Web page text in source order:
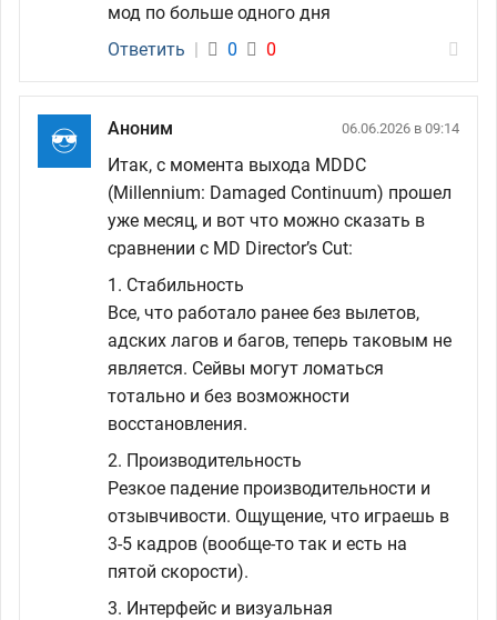
мод по больше одного дня
Ответить | 0 0
Аноним 06.06.2026 в 09:14
Итак, с момента выхода MDDC
(Millennium: Damaged Continuum) прошел
уже месяц, и вот что можно сказать в
сравнении с MD Director’s Cut:
1. Стабильность
Все, что работало ранее без вылетов,
адских лагов и багов, теперь таковым не
является. Сейвы могут ломаться
тотально и без возможности
восстановления.
2. Производительность
Резкое падение производительности и
отзывчивости. Ощущение, что играешь в
3-5 кадров (вообще-то так и есть на
пятой скорости).
3. Интерфейс и визуальная